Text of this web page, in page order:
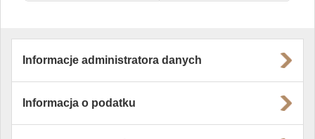
Informacje administratora danych
Informacja o podatku